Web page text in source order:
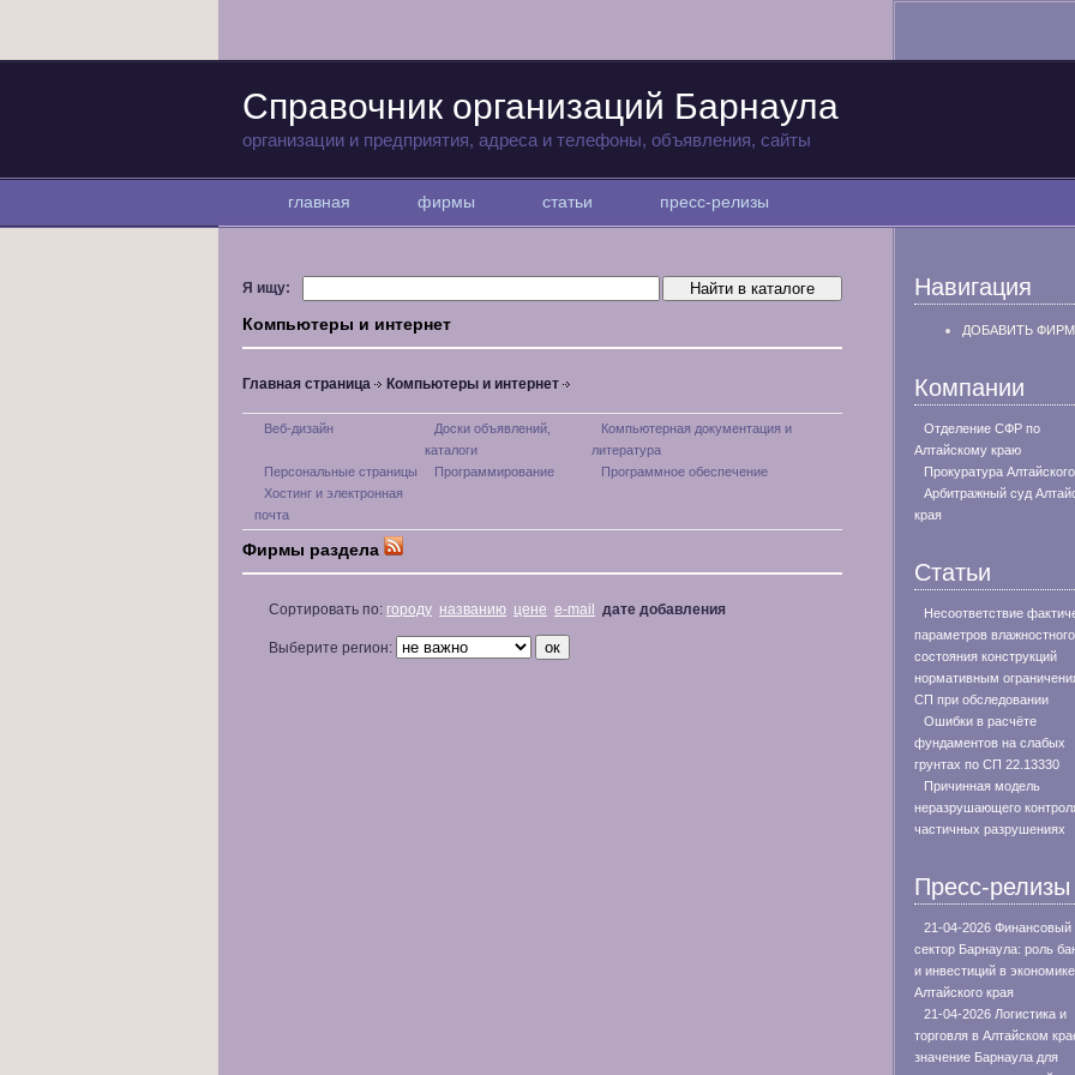
Справочник организаций Барнаула
организации и предприятия, адреса и телефоны, объявления, сайты
главная фирмы статьи пресс-релизы
Я ищу:
Компьютеры и интернет
Главная страница Компьютеры и интернет
Веб-дизайн
Доски объявлений,
каталоги
Компьютерная документация и
литература
Персональные страницы
Программирование
Программное обеспечение
Хостинг и электронная
почта
Фирмы раздела
Сортировать по: городу названию цене e-mail дате добавления
Выберите регион:
Навигация
ДОБАВИТЬ
Компании
Отделение СФР по
Алтайскому краю
Прокуратура
Арбитражный суд
края
Статьи
Несоответствие
параметров влажностного
состояния конструкций
нормативным
СП при обследовании
Ошибки в расчёте
фундаментов на слабых
грунтах по СП 22.13330
Причинная модель
неразрушающего
частичных разрушениях
Пресс-релизы
21-04-2026 Финансовый
сектор Барнаула: роль
и инвестиций в экономике
Алтайского края
21-04-2026 Логистика и
торговля в Алтайском
значение Барнаула для